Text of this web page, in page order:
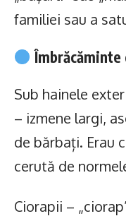
familiei sau a
Îmbrăcăminte
Sub hainele
– izmene largi,
de bărbați. Erau
cerută de
Ciorapii –